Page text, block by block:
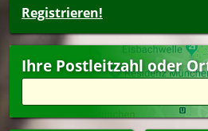
Registrieren!
Ihre Postleitzahl oder